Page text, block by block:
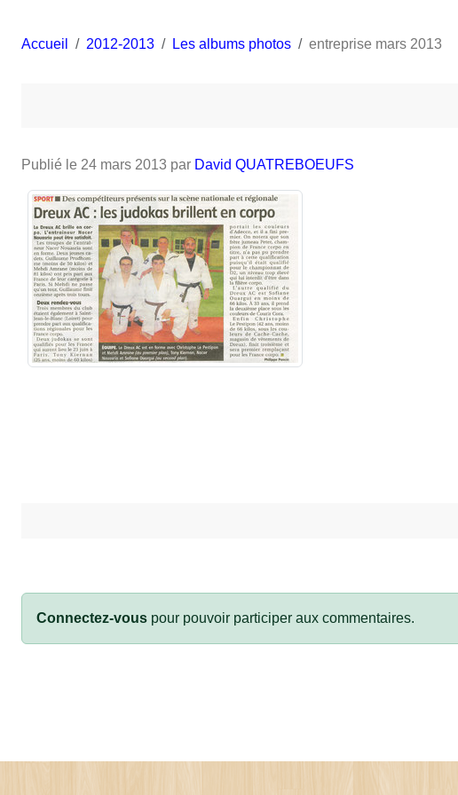
Accueil 2012-2013 Les albums photos entreprise mars 2013
Publié le 24 mars 2013 par David QUATREBOEUFS
Connectez-vous pour pouvoir participer aux commentaires.